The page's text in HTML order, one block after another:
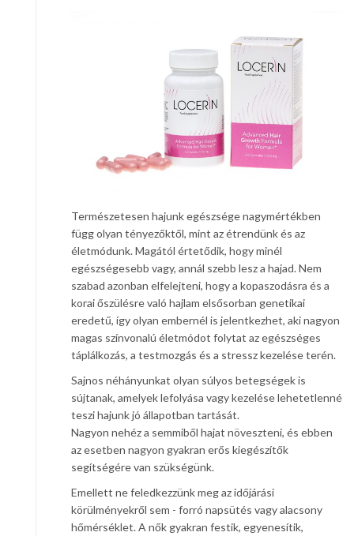
Természetesen hajunk egészsége nagymértékben
függ olyan tényezőktől, mint az étrendünk és az
életmódunk. Magától értetődik, hogy minél
egészségesebb vagy, annál szebb lesz a hajad. Nem
szabad azonban elfelejteni, hogy a kopaszodásra és a
korai őszülésre való hajlam elsősorban genetikai
eredetű, így olyan embernél is jelentkezhet, aki nagyon
magas színvonalú életmódot folytat az egészséges
táplálkozás, a testmozgás és a stressz kezelése terén.
Sajnos néhányunkat olyan súlyos betegségek is
sújtanak, amelyek lefolyása vagy kezelése lehetetlenné
teszi hajunk jó állapotban tartását.
Nagyon nehéz a semmiből hajat növeszteni, és ebben
az esetben nagyon gyakran erős kiegészítők
segítségére van szükségünk.
Emellett ne feledkezzünk meg az időjárási
körülményekről sem - forró napsütés vagy alacsony
hőmérséklet. A nők gyakran festik, egyenesítik,